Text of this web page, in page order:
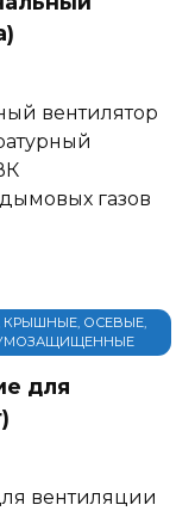
вентилятор
газов
ОСЕВЫЕ,
для
вентиляции